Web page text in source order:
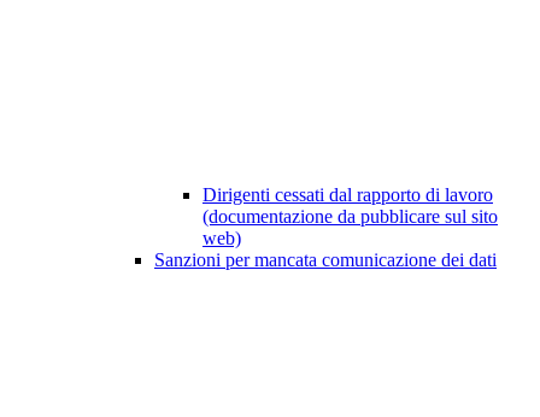
Dirigenti cessati dal rapporto di lavoro
(documentazione da pubblicare sul sito
web)
Sanzioni per mancata comunicazione dei dati